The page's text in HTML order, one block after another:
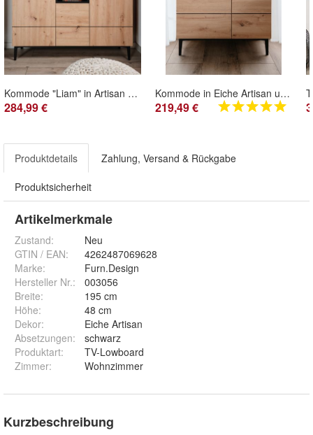
Kommode "Liam" in Artisan Eiche und schwarz 120 x 90 cm
284,99 €
Kommode in Eiche Artisan und schwarz Highboard 80 x 90 cm 7 Fächer Anrichte Liam
219,49 €
Produktdetails Zahlung, Versand & Rückgabe
Produktsicherheit
Artikelmerkmale
Zustand:
Neu
GTIN / EAN:
4262487069628
Marke:
Furn.Design
Hersteller Nr.:
003056
Breite:
195 cm
Höhe:
48 cm
Dekor:
Eiche Artisan
Absetzungen:
schwarz
Produktart:
TV-Lowboard
Zimmer: Wohnzimmer
Kurzbeschreibung